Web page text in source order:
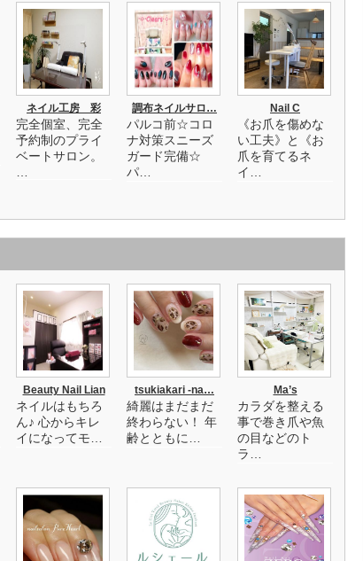
ネイル工房 彩
完全個室、完全
予約制のプライ
ベートサロン。
調布ネイルサロ…
パルコ前☆コロ
ナ対策スニーズ
ガード完備☆
パ…
Nail C
《お爪を傷めな
い工夫》と《お
爪を育てるネ
イ…
Beauty Nail Lian
ネイルはもちろ
ん♪ 心からキレ
イになってモ…
tsukiakari -na…
綺麗はまだまだ
終わらない！ 年
齢とともに…
Ma’s
カラダを整える
事で巻き爪や魚
の目などのト
ラ…